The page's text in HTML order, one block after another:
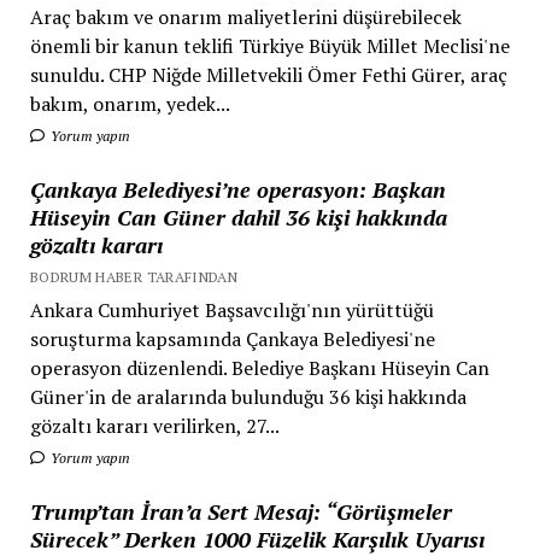
Araç bakım ve onarım maliyetlerini düşürebilecek
önemli bir kanun teklifi Türkiye Büyük Millet Meclisi'ne
sunuldu. CHP Niğde Milletvekili Ömer Fethi Gürer, araç
bakım, onarım, yedek...
Yorum yapın
Çankaya Belediyesi’ne operasyon: Başkan
Hüseyin Can Güner dahil 36 kişi hakkında
gözaltı kararı
BODRUM HABER TARAFINDAN
Ankara Cumhuriyet Başsavcılığı'nın yürüttüğü
soruşturma kapsamında Çankaya Belediyesi'ne
operasyon düzenlendi. Belediye Başkanı Hüseyin Can
Güner'in de aralarında bulunduğu 36 kişi hakkında
gözaltı kararı verilirken, 27...
Yorum yapın
Trump’tan İran’a Sert Mesaj: “Görüşmeler
Sürecek” Derken 1000 Füzelik Karşılık Uyarısı